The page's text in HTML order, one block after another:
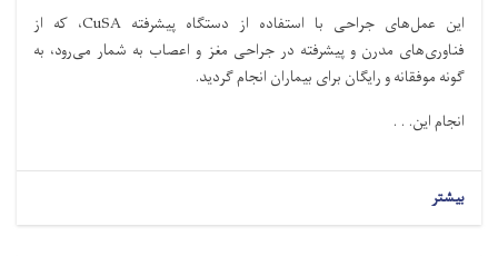
این عمل‌های جراحی با استفاده از دستگاه پیشرفته CuSA، که از
فناوری‌های مدرن و پیشرفته در جراحی مغز و اعصاب به شمار می‌رود، به
گونه موفقانه و رایگان برای بیماران انجام گردید.
انجام این. . .
بیشتر